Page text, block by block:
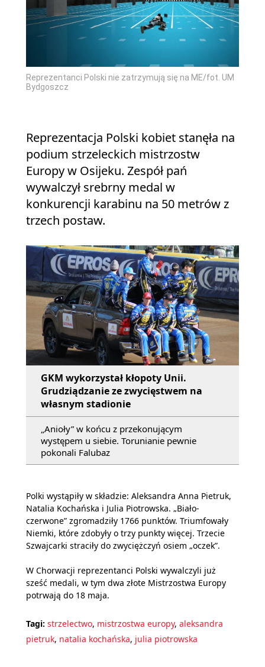
Reprezentanci Polski nie zatrzymują się na ME/fot. UM
Bydgoszcz
Reprezentacja Polski kobiet stanęła na
podium strzeleckich mistrzostw
Europy w Osijeku. Zespół pań
wywalczył srebrny medal w
konkurencji karabinu na 50 metrów z
trzech postaw.
GKM wykorzystał kłopoty Unii.
Grudziądzanie ze zwycięstwem na
własnym stadionie
„Anioły” w końcu z przekonującym
występem u siebie. Torunianie pewnie
pokonali Falubaz
Polki wystąpiły w składzie: Aleksandra Anna Pietruk,
Natalia Kochańska i Julia Piotrowska. „Biało-
czerwone” zgromadziły 1766 punktów. Triumfowały
Niemki, które zdobyły o trzy punkty więcej. Trzecie
Szwajcarki straciły do zwyciężczyń osiem „oczek”.
W Chorwacji reprezentanci Polski wywalczyli już
sześć medali, w tym dwa złote Mistrzostwa Europy
potrwają do 18 maja.
Tagi: strzelectwo, mistrzostwa europy, aleksandra
pietruk, natalia kochańska, julia piotrowska